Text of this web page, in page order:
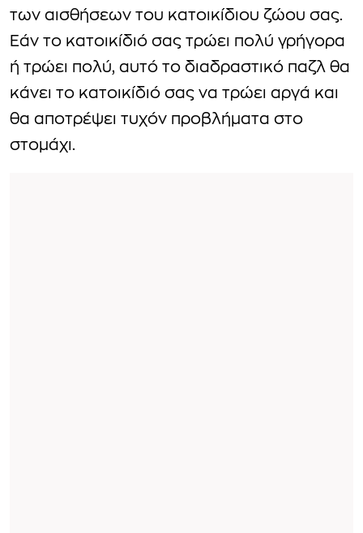
των αισθήσεων του κατοικίδιου ζώου σας.
Εάν το κατοικίδιό σας τρώει πολύ γρήγορα
ή τρώει πολύ, αυτό το διαδραστικό παζλ θα
κάνει το κατοικίδιό σας να τρώει αργά και
θα αποτρέψει τυχόν προβλήματα στο
στομάχι.